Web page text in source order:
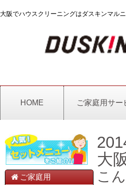
大阪でハウスクリーニングはダスキンマルニ
HOME ご家庭用サー
ご家庭用
大
こ